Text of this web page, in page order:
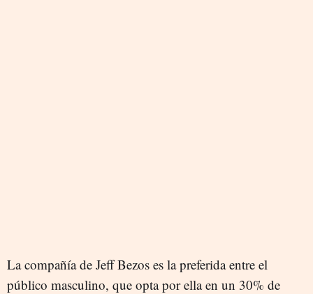
La compañía de Jeff Bezos es la preferida entre el
público masculino, que opta por ella en un 30% de